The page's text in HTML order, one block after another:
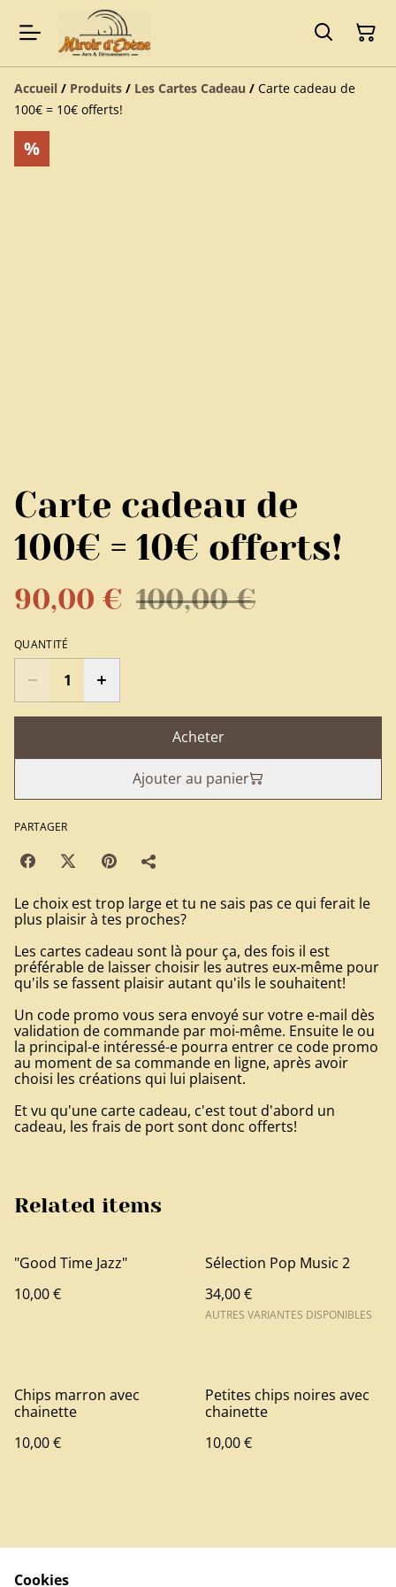
Accueil / Produits / Les Cartes Cadeau / Carte cadeau de
100€ = 10€ offerts!
%
Carte cadeau de
100€ = 10€ offerts!
90,00 € 100,00 €
QUANTITÉ
Acheter
Ajouter au panier
PARTAGER
Le choix est trop large et tu ne sais pas ce qui ferait le
plus plaisir à tes proches?
Les cartes cadeau sont là pour ça, des fois il est
préférable de laisser choisir les autres eux-même pour
qu'ils se fassent plaisir autant qu'ils le souhaitent!
Un code promo vous sera envoyé sur votre e-mail dès
validation de commande par moi-même. Ensuite le ou
la principal-e intéressé-e pourra entrer ce code promo
au moment de sa commande en ligne, après avoir
choisi les créations qui lui plaisent.
Et vu qu'une carte cadeau, c'est tout d'abord un
cadeau, les frais de port sont donc offerts!
Related items
"Good Time Jazz"
10,00 €
Sélection Pop Music 2
34,00 €
AUTRES VARIANTES DISPONIBLES
Chips marron avec
chainette
10,00 €
Petites chips noires avec
chainette
10,00 €
Cookies